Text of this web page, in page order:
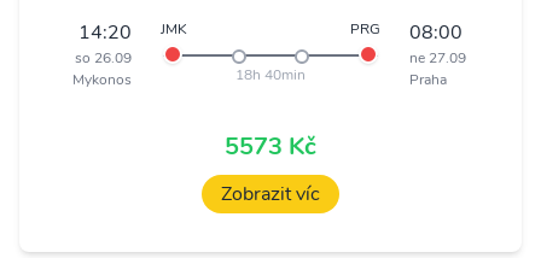
14:20
so 26.09
Mykonos
JMK PRG
18h 40min
08:00
ne 27.09
Praha
5573 Kč
Zobrazit víc